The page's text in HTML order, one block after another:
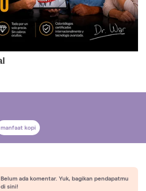
manfaat kopi
Belum ada komentar. Yuk, bagikan pendapatmu
di sini!